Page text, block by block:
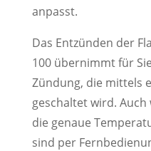
anpasst.
Das Entzünden der
100 übernimmt für
Zündung, die mittels
geschaltet wird.
die genaue
sind per